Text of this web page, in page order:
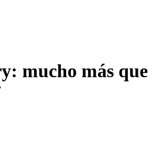
mucho más que